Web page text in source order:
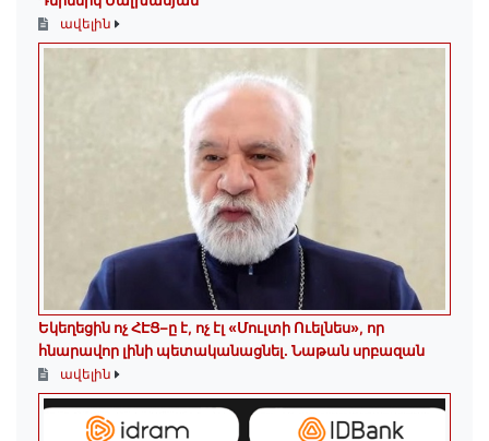
ավելին
Եկեղեցին ոչ ՀԷՑ–ը է, ոչ էլ «Մուլտի Ուելնես», որ
հնարավոր լինի պետականացնել. Նաթան սրբազան
ավելին